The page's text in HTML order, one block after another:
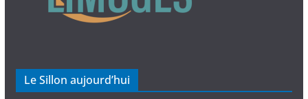
Le Sillon aujourd’hui